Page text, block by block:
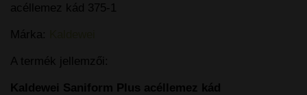
acéllemez kád 375-1
Márka:
A termék jellemzői:
Kaldewei Saniform Plus acéllemez kád